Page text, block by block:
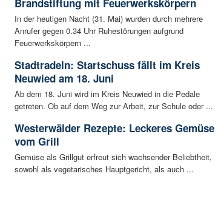
In der heutigen Nacht (31. Mai) wurden durch mehrere
Anrufer gegen 0.34 Uhr Ruhestörungen aufgrund
Feuerwerkskörpern ...
Stadtradeln: Startschuss fällt im Kreis
Neuwied am 18. Juni
Ab dem 18. Juni wird im Kreis Neuwied in die Pedale
getreten. Ob auf dem Weg zur Arbeit, zur Schule oder ...
Westerwälder Rezepte: Leckeres Gemüse
vom Grill
Gemüse als Grillgut erfreut sich wachsender Beliebtheit,
sowohl als vegetarisches Hauptgericht, als auch ...